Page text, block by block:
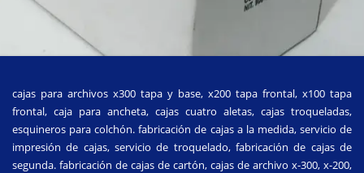
cajas para archivos x300 tapa y base, x200 tapa frontal, x100 tapa
frontal, caja para ancheta, cajas cuatro aletas, cajas troqueladas,
esquineros para colchón. fabricación de cajas a la medida, servicio de
impresión de cajas, servicio de troquelado, fabricación de cajas de
segunda. fabricación de cajas de cartón, cajas de archivo x-300, x-200,